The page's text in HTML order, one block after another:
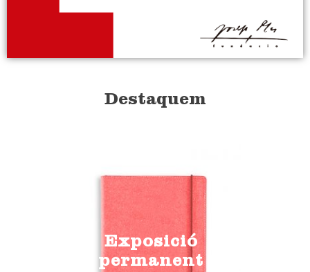
Destaquem
Exposició
permanent